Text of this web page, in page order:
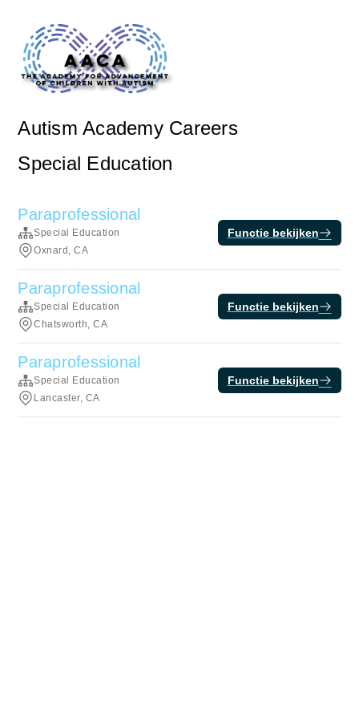
Autism Academy Careers
Special Education
Paraprofessional
Special Education
Oxnard, CA
Functie bekijken
Paraprofessional
Special Education
Chatsworth, CA
Functie bekijken
Paraprofessional
Special Education
Lancaster, CA
Functie bekijken